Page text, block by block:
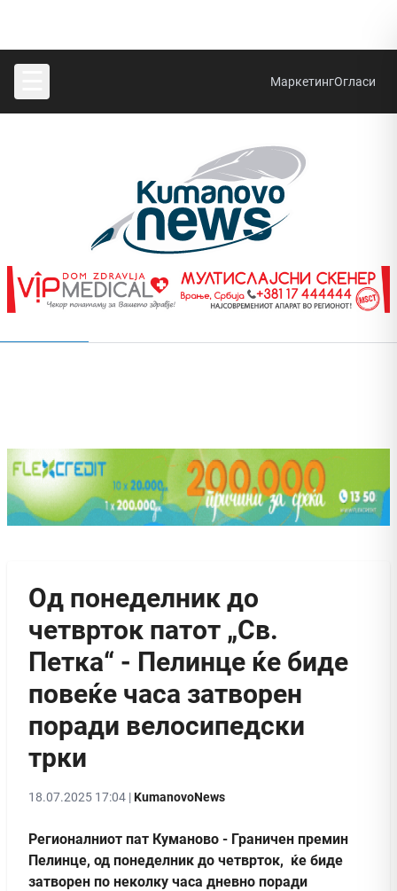
МаркетингОгласи
Од понеделник до
четврток патот „Св.
Петка“ - Пелинце ќе биде
повеќе часа затворен
поради велосипедски
трки
18.07.2025 17:04 |KumanovoNews
Регионалниот пат Куманово - Граничен премин
Пелинце, од понеделник до четврток, ќе биде
затворен по неколку часа дневно поради